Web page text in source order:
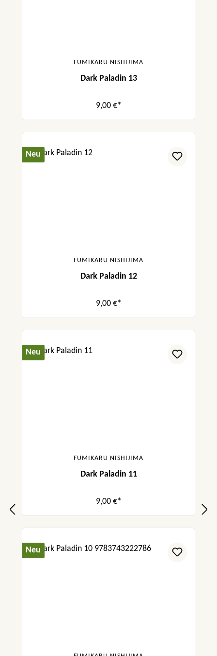
FUMIKARU NISHIJIMA
Dark Paladin 13
9,00 €*
Neu
FUMIKARU NISHIJIMA
Dark Paladin 12
9,00 €*
Neu
FUMIKARU NISHIJIMA
Dark Paladin 11
9,00 €*
Neu